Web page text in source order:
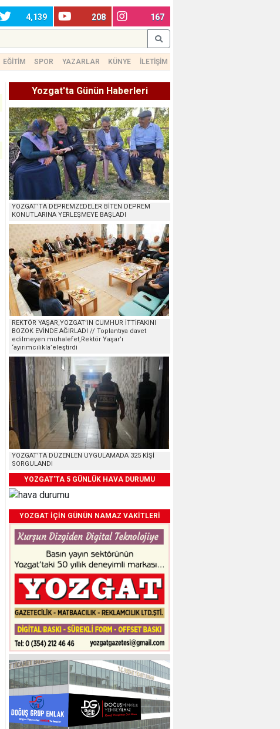
4,139 208 167
EĞİTİM SPOR YAZARLAR KÜNYE İLETİŞİM
Yozgat'ta Günün Haberleri
YOZGAT’TA DEPREMZEDELER BİTEN DEPREM
KONUTLARINA YERLEŞMEYE BAŞLADI
REKTÖR YAŞAR,YOZGAT’IN CUMHUR İTTİFAKINI
BOZOK EVİNDE AĞIRLADI // Toplantıya davet
edilmeyen muhalefet,Rektör Yaşar’ı
‘ayırımcılıkla’eleştirdi
YOZGAT’TA DÜZENLEN UYGULAMADA 325 KİŞİ
SORGULANDI
YOZGAT'TA 5 GÜNLÜK HAVA DURUMU
YOZGAT İÇİN GÜNÜN NAMAZ VAKİTLERİ